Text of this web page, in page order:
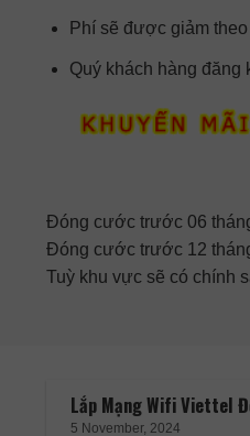
Phí sẽ được giảm
Quý khách hàng
Đóng cước trước 06
Đóng cước trước 12
Tuỳ khu vực sẽ có chính
Lắp Mạng Wifi Viettel
5 November, 2024